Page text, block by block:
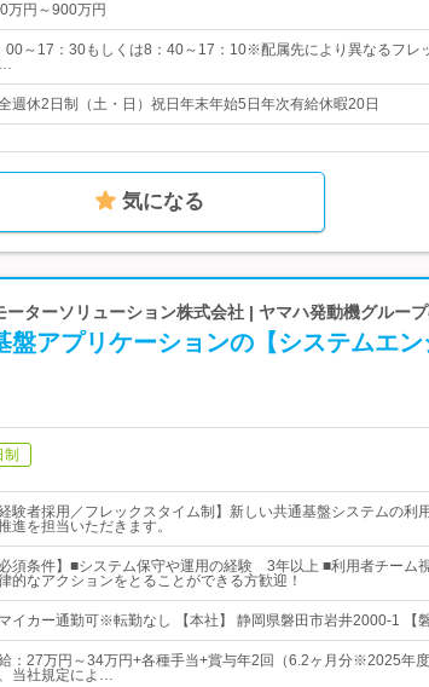
万円～900万円
00～17：30もしくは8：40～17：10※配属先により異なるフレ
週休2日制（土・日）祝日年末年始5日年次有給休暇20日
気になる
ーターソリューション株式会社 | ヤマハ発動機グルー
盤アプリケーションの【システムエン
経験者採用／フレックスタイム制】新しい共通基盤システムの利
進を担当いただきます。
必須条件】■システム保守や運用の経験 3年以上 ■利用者チー
的なアクションをとることができる方歓迎！
イカー通勤可※転勤なし 【本社】 静岡県磐田市岩井2000-1 【
：27万円～34万円+各種手当+賞与年2回（6.2ヶ月分※2025年
当社規定によ…